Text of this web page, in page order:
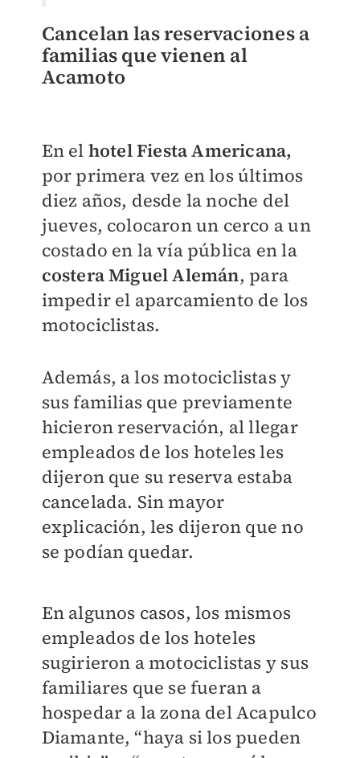
Cancelan las reservaciones a
familias que vienen al
Acamoto
En el hotel Fiesta Americana,
por primera vez en los últimos
diez años, desde la noche del
jueves, colocaron un cerco a un
costado en la vía pública en la
costera Miguel Alemán, para
impedir el aparcamiento de los
motociclistas.
Además, a los motociclistas y
sus familias que previamente
hicieron reservación, al llegar
empleados de los hoteles les
dijeron que su reserva estaba
cancelada. Sin mayor
explicación, les dijeron que no
se podían quedar.
En algunos casos, los mismos
empleados de los hoteles
sugirieron a motociclistas y sus
familiares que se fueran a
hospedar a la zona del Acapulco
Diamante, “haya si los pueden